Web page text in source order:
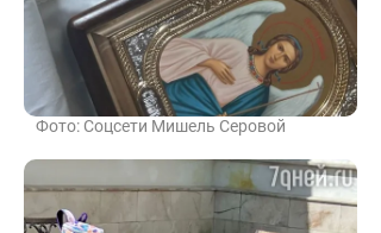
Фото: Соцсети Мишель Серовой